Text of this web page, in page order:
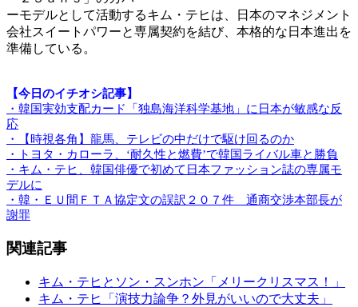
ーモデルとして活動するキム・テヒは、日本のマネジメント
会社スイートパワーと専属契約を結び、本格的な日本進出を
準備している。
【今日のイチオシ記事】
・韓国実効支配カード「独島海洋科学基地」に日本が敏感な反
応
・【時視各角】龍馬、テレビの中だけで駆け回るのか
・トヨタ・カローラ、‘耐久性と燃費’で韓国ライバル車と勝負
・キム・テヒ、韓国俳優で初めて日本ファッション誌の専属モ
デルに
・韓・ＥＵ間ＦＴＡ協定文の誤訳２０７件 通商交渉本部長が
謝罪
関連記事
キム・テヒとソン・スンホン「メリークリスマス！」
キム・テヒ「演技力論争？外見がいいので大丈夫」